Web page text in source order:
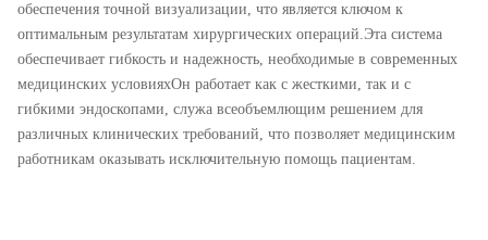
обеспечения точной визуализации, что является ключом к
оптимальным результатам хирургических операций.Эта система
обеспечивает гибкость и надежность, необходимые в современных
медицинских условияхОн работает как с жесткими, так и с
гибкими эндоскопами, служа всеобъемлющим решением для
различных клинических требований, что позволяет медицинским
работникам оказывать исключительную помощь пациентам.